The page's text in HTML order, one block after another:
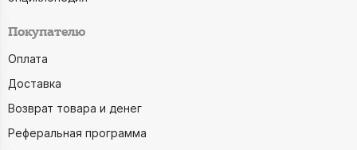
Покупателю
Оплата
Доставка
Возврат товара и денег
Реферальная программа